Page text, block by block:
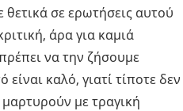
σε ερωτήσεις αυτού
άρα για καμιά
να την ζήσουμε
καλό, γιατί τίποτε δεν
με τραγική